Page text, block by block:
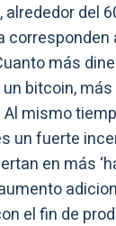
alrededor del
más
bitcoin,
mismo
un fuerte
en más
el fin de